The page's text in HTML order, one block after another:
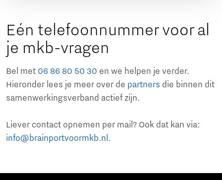
Eén telefoonnummer voor al
je mkb-vragen
Bel met 06 86 80 50 30 en we helpen je verder.
Hieronder lees je meer over de partners die binnen dit
samenwerkingsverband actief zijn.
Liever contact opnemen per mail? Ook dat kan via:
info@brainportvoormkb.nl .